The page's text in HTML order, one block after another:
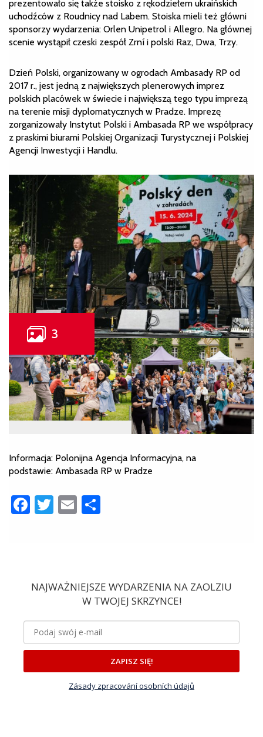
prezentowało się także stoisko z rękodziełem ukraińskich
uchodźców z Roudnicy nad Labem. Stoiska mieli też główni
sponsorzy wydarzenia: Orlen Unipetrol i Allegro. Na głównej
scenie wystąpił czeski zespół Zrní i polski Raz, Dwa, Trzy.
Dzień Polski, organizowany w ogrodach Ambasady RP od
2017 r., jest jedną z największych plenerowych imprez
polskich placówek w świecie i największą tego typu imprezą
na terenie misji dyplomatycznych w Pradze. Imprezę
zorganizowały Instytut Polski i Ambasada RP we współpracy
z praskimi biurami Polskiej Organizacji Turystycznej i Polskiej
Agencji Inwestycji i Handlu.
Informacja: Polonijna Agencja Informacyjna, na
podstawie: Ambasada RP w Pradze
Facebook
Twitter
Email
NAJWAŻNIEJSZE WYDARZENIA NA ZAOLZIU
W TWOJEJ SKRZYNCE!
ZAPISZ SIĘ!
Zásady zpracování osobních údajů